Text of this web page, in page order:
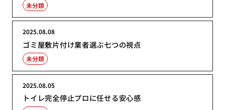
未分類
ゴミ屋敷片付け業者選ぶ七つの視点
2025.08.08
未分類
トイレ完全停止プロに任せる安心感
2025.08.05